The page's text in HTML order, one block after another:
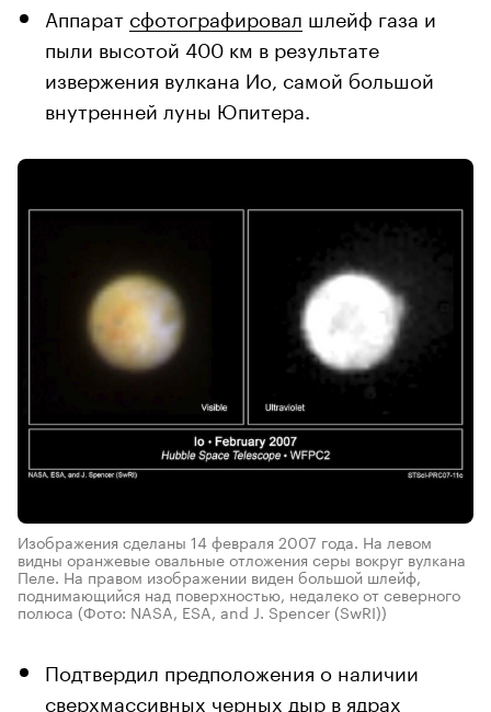
Аппарат сфотографировал шлейф газа и
пыли высотой 400 км в результате
извержения вулкана Ио, самой большой
внутренней луны Юпитера.
Изображения сделаны 14 февраля 2007 года. На левом
видны оранжевые овальные отложения серы вокруг вулкана
Пеле. На правом изображении виден большой шлейф,
поднимающийся над поверхностью, недалеко от северного
полюса (Фото: NASA, ESA, and J. Spencer (SwRI))
Подтвердил предположения о наличии
сверхмассивных черных дыр в ядрах